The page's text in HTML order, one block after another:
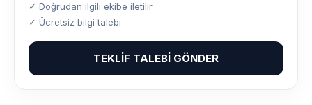
✓ Doğrudan ilgili ekibe iletilir
✓ Ücretsiz bilgi talebi
TEKLIF TALEBI GÖNDER